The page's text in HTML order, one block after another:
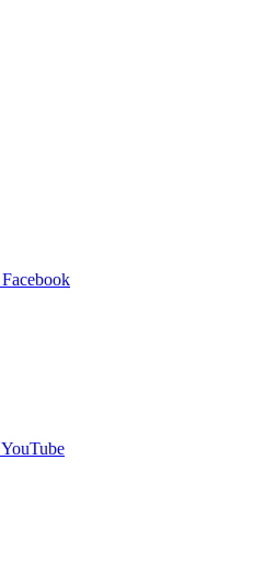
Facebook
YouTube